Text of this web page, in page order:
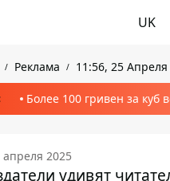
UK
Реклама 11:56, 25
Более 100 гривен за
апреля 2025
удивят